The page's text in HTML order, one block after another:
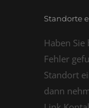
Standorte
Haben
Fehler
Standort
dann